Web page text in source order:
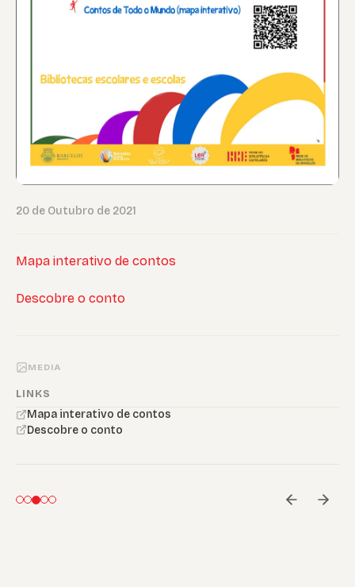
20 de Outubro de 2021
Mapa interativo de contos
Descobre o conto
MEDIA
LINKS
Mapa interativo de contos
Descobre o conto